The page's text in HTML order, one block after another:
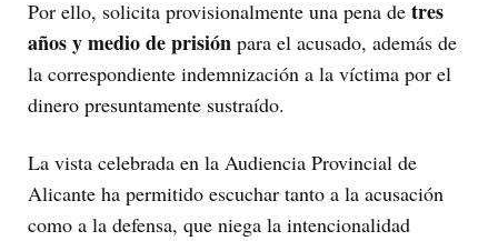
Por ello, solicita provisionalmente una pena de tres
años y medio de prisión para el acusado, además de
la correspondiente indemnización a la víctima por el
dinero presuntamente sustraído.
La vista celebrada en la Audiencia Provincial de
Alicante ha permitido escuchar tanto a la acusación
como a la defensa, que niega la intencionalidad